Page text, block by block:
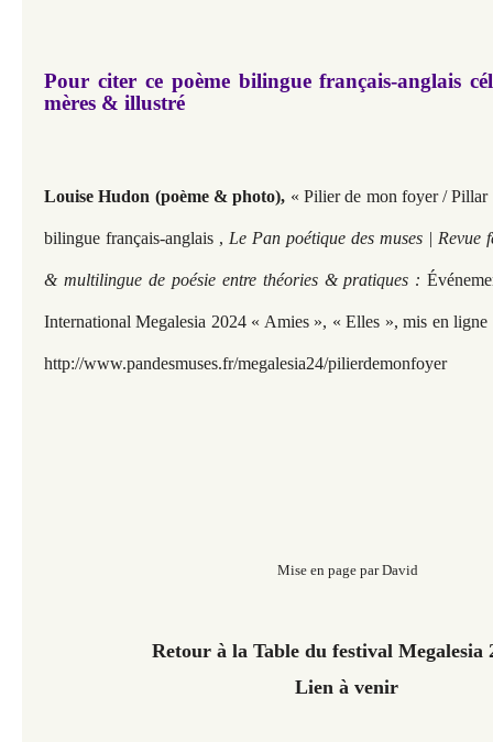
Pour citer ce poème bilingue français-anglais
mères & illustré
Louise Hudon (poème & photo), « Pilier de mon foyer /
bilingue français-anglais , Le Pan poétique des muses | Revue
& multilingue de poésie entre théories & pratiques :
International Megalesia 2024 « Amies », « Elles », mis en
http://www.pandesmuses.fr/megalesia24/pilierdemonfoyer
Mise en page par David
Retour à la Table du festival Megalesia
Lien à venir